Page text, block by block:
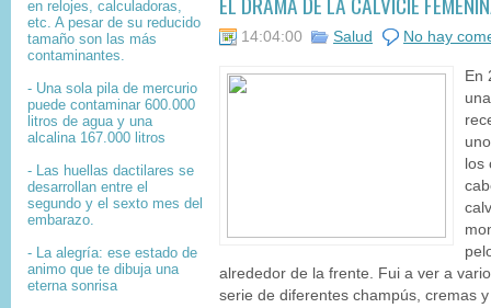
en relojes, calculadoras,
etc. A pesar de su reducido
tamaño son las más
contaminantes.
- Una sola pila de mercurio
puede contaminar 600.000
litros de agua y una
alcalina 167.000 litros
- Las huellas dactilares se
desarrollan entre el
segundo y el sexto mes del
embarazo.
- La alegría: ese estado de
animo que te dibuja una
eterna sonrisa
14:04:00 Salud No hay
En
los
alrededor de la frente. Fui a ver a
serie de diferentes champús, cremas